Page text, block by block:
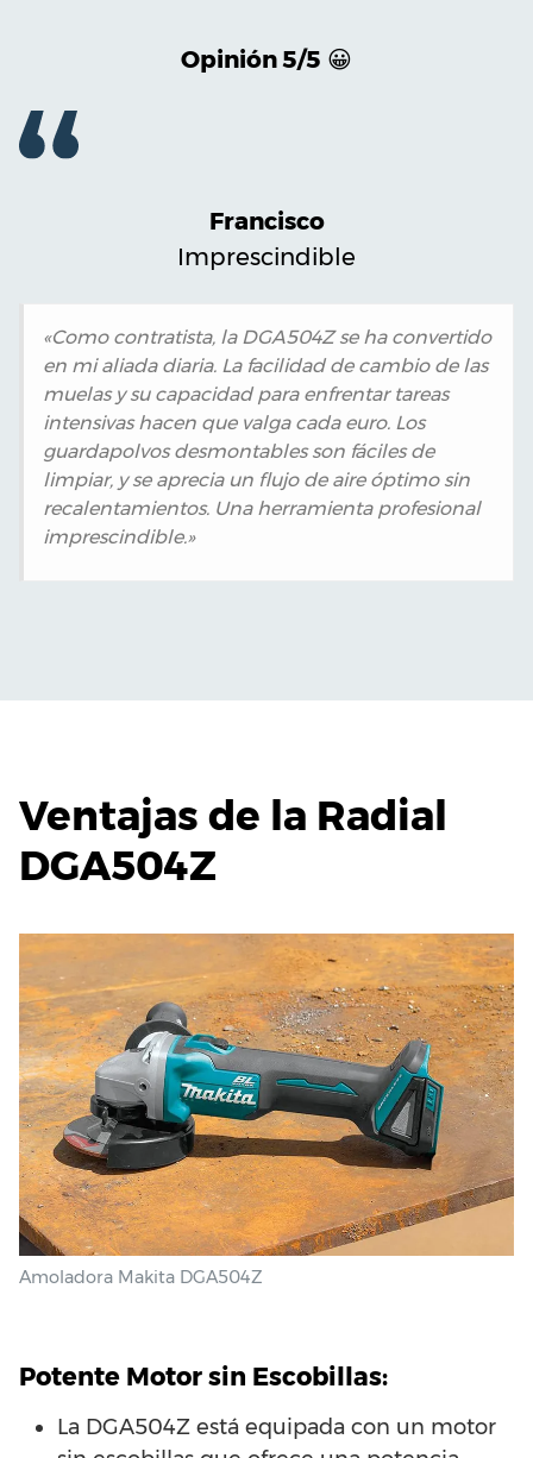
Opinión 5/5 😀
Francisco
Imprescindible
«Como contratista, la DGA504Z se ha convertido
en mi aliada diaria. La facilidad de cambio de las
muelas y su capacidad para enfrentar tareas
intensivas hacen que valga cada euro. Los
guardapolvos desmontables son fáciles de
limpiar, y se aprecia un flujo de aire óptimo sin
recalentamientos. Una herramienta profesional
imprescindible.»
Ventajas de la Radial
DGA504Z
Amoladora Makita DGA504Z
Potente Motor sin Escobillas:
La DGA504Z está equipada con un motor